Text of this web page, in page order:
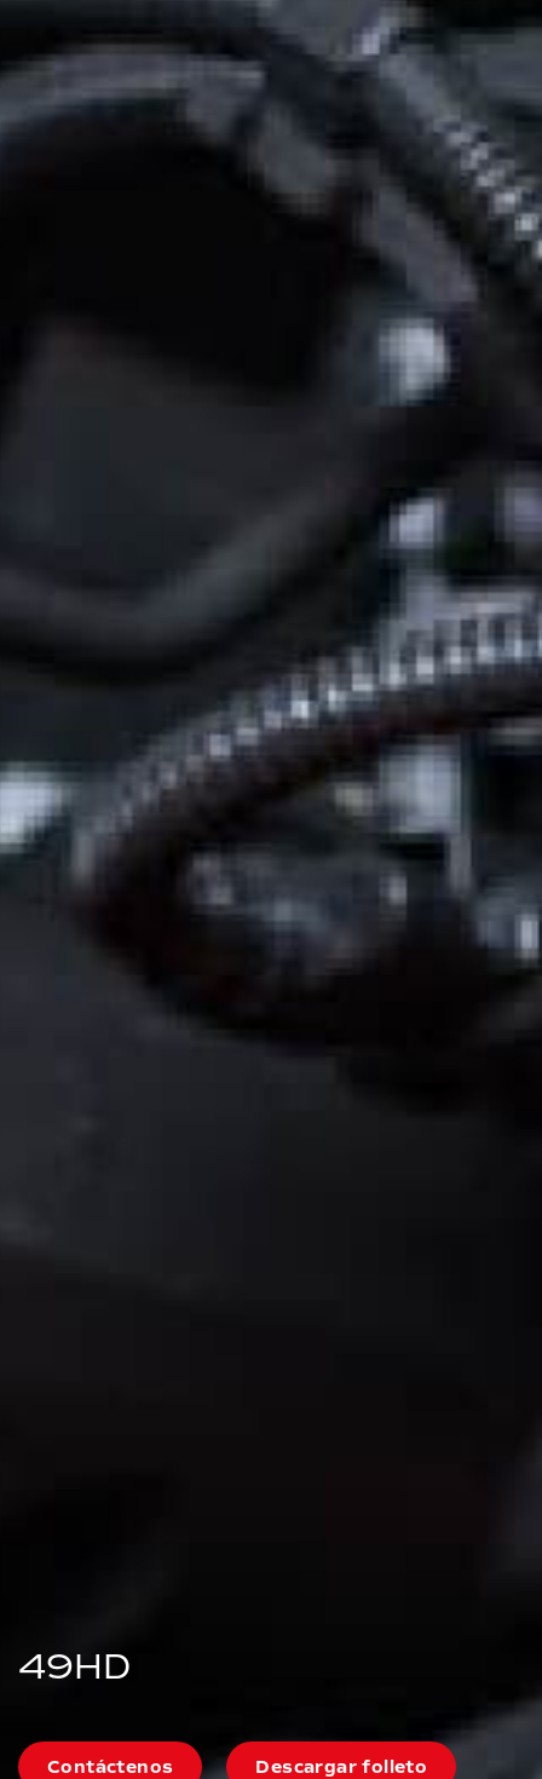
49HD
Contáctenos Descargar folleto